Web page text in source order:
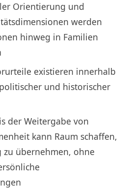
Orientierung und
werden
hinweg in Familien
existieren innerhalb
und historischer
der Weitergabe von
kann Raum schaffen,
übernehmen, ohne